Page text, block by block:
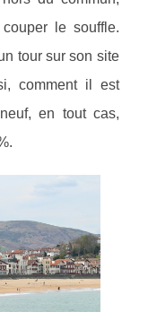
le souffle.
tour sur son site
comment il est
en tout cas,